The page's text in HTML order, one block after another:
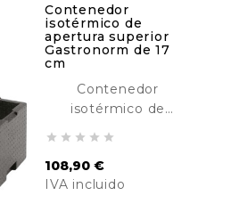
Contenedor
isotérmico de
apertura superior
Gastronorm de 17
cm
Contenedor
isotérmico de
diseñado para
transportar y
    
108,90 €
IVA incluido